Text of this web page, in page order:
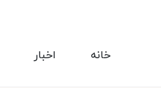
اخبار خانه